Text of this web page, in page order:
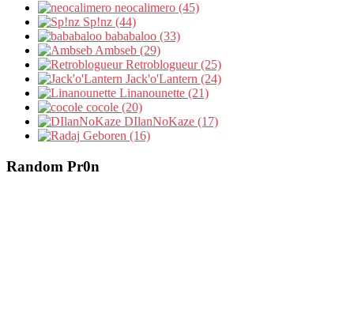
neocalimero (45)
Sp!nz (44)
bababaloo (33)
Ambseb (29)
Retroblogueur (25)
Jack'o'Lantern (24)
Linanounette (21)
cocole (20)
DIlanNoKaze (17)
Geboren (16)
Random Pr0n